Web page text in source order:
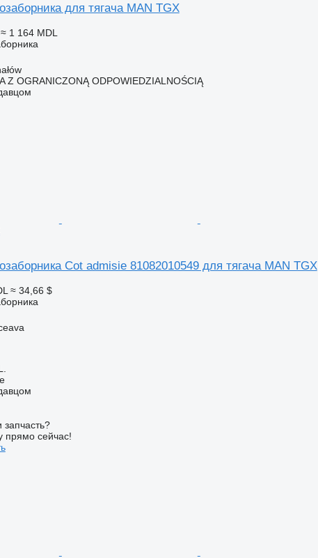
для тягача MAN TGX
≈ 1 164 MDL
Z OGRANICZONĄ ODPOWIEDZIALNOŚCIĄ
Cot admisie 81082010549 для тягача MAN TGX
≈ 34,66 $
прямо сейчас!